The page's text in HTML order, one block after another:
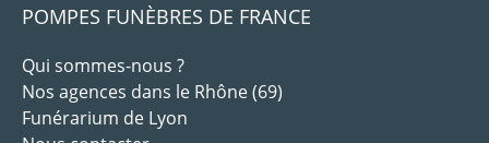
POMPES FUNÈBRES DE FRANCE
Qui sommes-nous ?
Nos agences dans le Rhône (69)
Funérarium de Lyon